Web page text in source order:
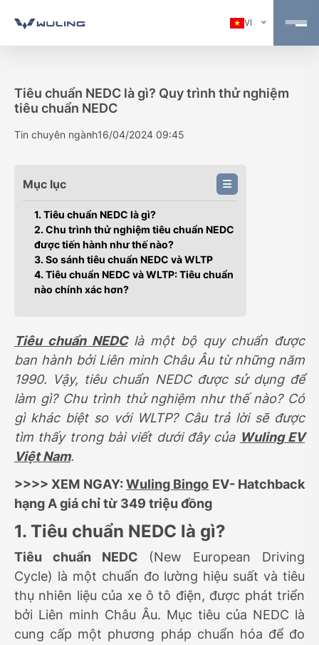
VI
Tiêu chuẩn NEDC là gì? Quy trình thử nghiệm
tiêu chuẩn NEDC
Tin chuyên ngành16/04/2024 09:45
Mục lục
1. Tiêu chuẩn NEDC là gì?
2. Chu trình thử nghiệm tiêu chuẩn NEDC
được tiến hành như thế nào?
3. So sánh tiêu chuẩn NEDC và WLTP
4. Tiêu chuẩn NEDC và WLTP: Tiêu chuẩn
nào chính xác hơn?
Tiêu chuẩn NEDClà một bộ quy chuẩn được
ban hành bởi Liên minh Châu Âu từ những năm
1990. Vậy, tiêu chuẩn NEDC được sử dụng để
làm gì? Chu trình thử nghiệm như thế nào? Có
gì khác biệt so với WLTP? Câu trả lời sẽ được
tìm thấy trong bài viết dưới đây của Wuling EV
Việt Nam.
>>>> XEM NGAY:Wuling Bingo EV- Hatchback
hạng A giá chỉ từ 349 triệu đồng
1. Tiêu chuẩn NEDC là gì?
Tiêu chuẩn NEDC (New European Driving
Cycle) là một chuẩn đo lường hiệu suất và tiêu
thụ nhiên liệu của xe ô tô điện, được phát triển
bởi Liên minh Châu Âu. Mục tiêu của NEDC là
cung cấp một phương pháp chuẩn hóa để đo